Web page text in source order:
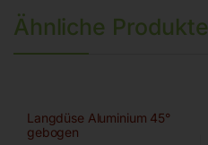
Ähnliche Produkte
Langdüse Aluminium 45°
gebogen